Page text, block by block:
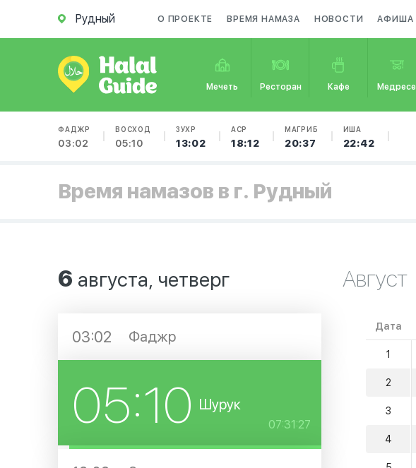
Рудный О ПРОЕКТЕ ВРЕМЯ НАМАЗА НОВОСТИ АФИША
Мечеть Ресторан Кафе Медресе
ФАДЖР
03:02
ВОСХОД
05:10
ЗУХР
13:02
АСР
18:12
МАГРИБ
20:37
ИША
22:42
Время намазов в г. Рудный
6 августа, четверг
03:02 Фаджр
05:10 Шурук
07:31:27
Август
Дата
1
2
3
4